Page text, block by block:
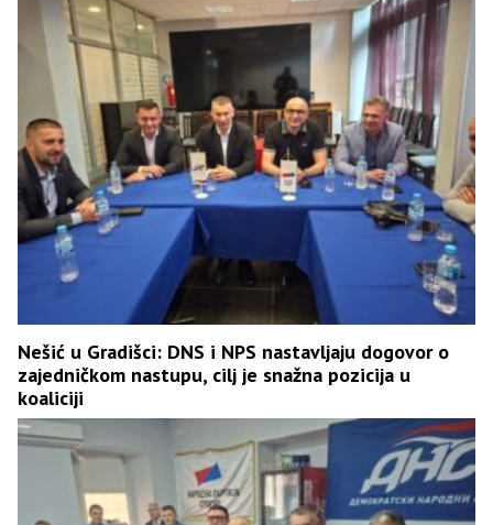
Nešić u Gradišci: DNS i NPS nastavljaju dogovor o
zajedničkom nastupu, cilj je snažna pozicija u
koaliciji